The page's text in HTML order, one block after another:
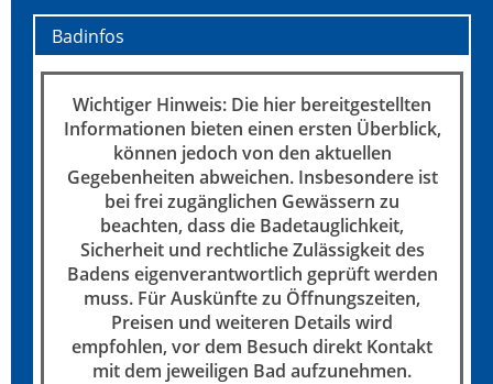
Badinfos
Wichtiger Hinweis: Die hier bereitgestellten
Informationen bieten einen ersten Überblick,
können jedoch von den aktuellen
Gegebenheiten abweichen. Insbesondere ist
bei frei zugänglichen Gewässern zu
beachten, dass die Badetauglichkeit,
Sicherheit und rechtliche Zulässigkeit des
Badens eigenverantwortlich geprüft werden
muss. Für Auskünfte zu Öffnungszeiten,
Preisen und weiteren Details wird
empfohlen, vor dem Besuch direkt Kontakt
mit dem jeweiligen Bad aufzunehmen.